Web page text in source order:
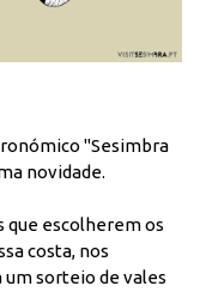
"Sesimbra
novidade.
que escolherem os
costa, nos
sorteio de vales